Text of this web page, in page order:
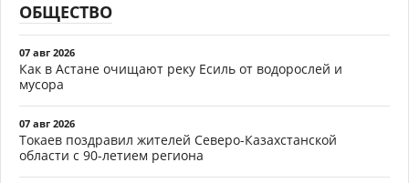
ОБЩЕСТВО
07 авг 2026
Как в Астане очищают реку Есиль от водорослей и
мусора
07 авг 2026
Токаев поздравил жителей Северо-Казахстанской
области с 90-летием региона